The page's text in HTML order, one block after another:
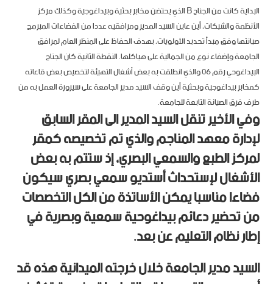
البداية كانت من الجناح B الذي يحتضن مخابر بحثية وبيداغوجية وكذلك مركز
الأنظمة والشبكات، أين عاين السيد المدير ومرافقيه عددا من الفضاءات المبرمج
صيانتها وفق مبدأ تحديد الأولويات، بهدف الحفاظ على المنظر العام لمرافق
الجامعة وإضفاء نوع من الجمالية على هياكلها. النقطة الثانية كان الجناح
البيداغوحي رقم 06 والذي انطلقت به بعض أشغال التهيئة لتخصيص بعض قاعاته
كمخابر بيداغوجية وبحثية أين وقف السيد مدير الجامعة على سيرورة العمل به من
طرف فرق الصيانة التابعة للجامعة.
وفي الأخير تنقل السيد المدير الى المقر السابق
لإدارة معهد المناجم والذي تم تخصيصه كمقر
لمركز الطبع والسمعي البصري، إذ ستتم به بعض
الأشغال لإستحداث أستديو سمعي بصري سيكون
فضاءا مناسبا يمكن الأساتذة من الكل التخصصات
من تحضير دعائم بيداغوحية سمعية وبصرية في
إطار نظام التعليم عن بعد.
السيد مدير الجامعة خلال خرجته الميدانية هذه قد